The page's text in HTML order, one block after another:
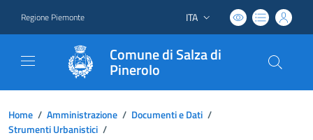
Regione Piemonte Lingua attiva:
ITA
Comune di Salza di
Pinerolo
Home / Amministrazione / Documenti e Dati /
Strumenti Urbanistici /